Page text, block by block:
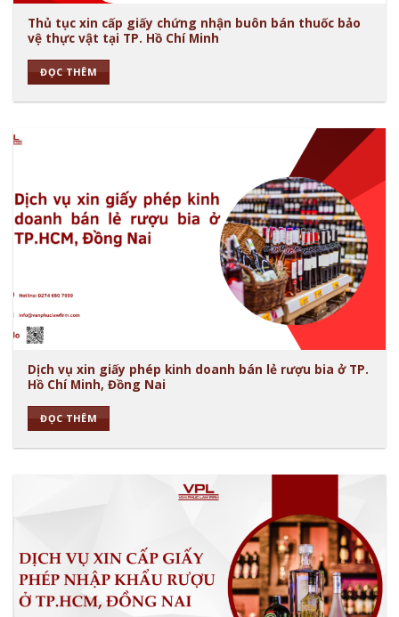
Thủ tục xin cấp giấy chứng nhận buôn bán thuốc bảo
vệ thực vật tại TP. Hồ Chí Minh
ĐỌC THÊM
Dịch vụ xin giấy phép kinh doanh bán lẻ rượu bia ở TP.
Hồ Chí Minh, Đồng Nai
ĐỌC THÊM